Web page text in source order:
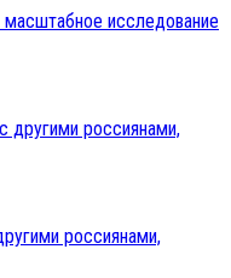
исследование
россиянами,